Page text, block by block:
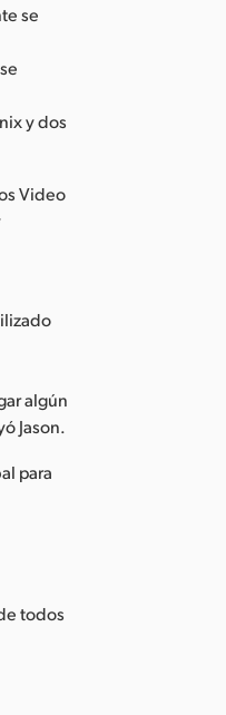
se
y dos
Video
algún
Jason.
para
todos